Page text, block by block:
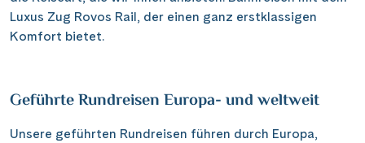
Luxus Zug Rovos Rail, der einen ganz erstklassigen
Komfort bietet.
Geführte Rundreisen Europa- und weltweit
Unsere geführten Rundreisen führen durch Europa,